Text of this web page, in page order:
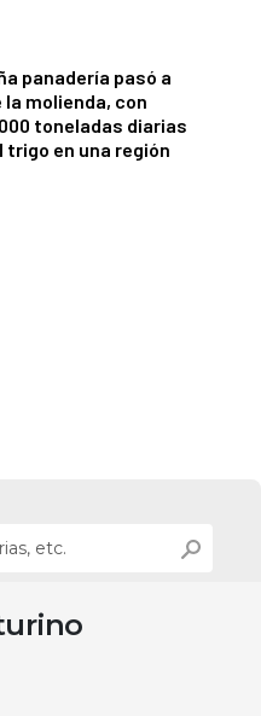
panadería pasó a
molienda, con
toneladas diarias
trigo en una región